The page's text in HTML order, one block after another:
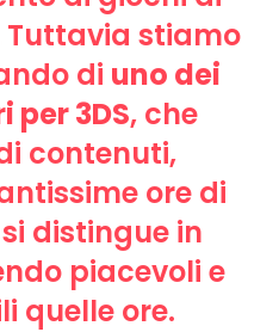
Tuttavia stiamo
di uno dei
3DS, che
contenuti,
ore di
distingue in
piacevoli e
quelle ore.